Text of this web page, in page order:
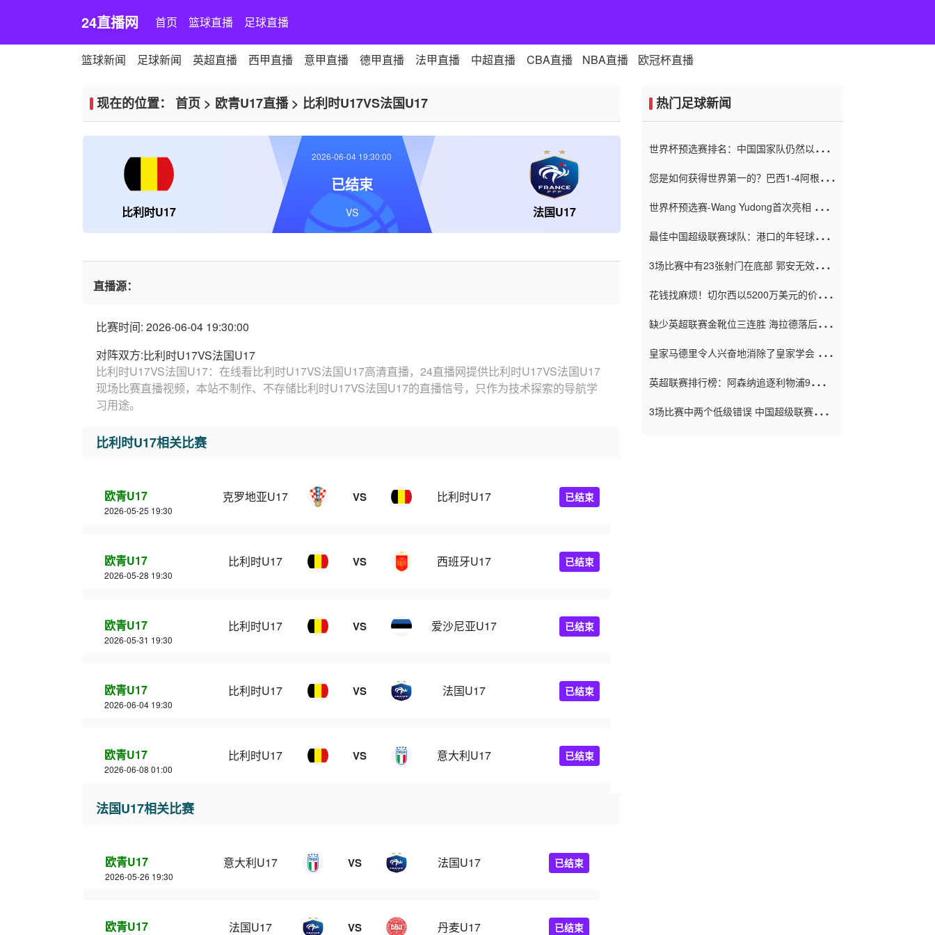
24直播网 首页 篮球直播 足球直播
篮球新闻 足球新闻 英超直播 西甲直播 意甲直播 德甲直播 法甲直播 中超直播 CBA直播 NBA直播 欧冠杯直播
现在的位置： 首页 > 欧青U17直播> 比利时U17VS法国U17
比利时U17 法国U17
2026-06-04 19:30:00
已结束
VS
直播源：
比赛时间: 2026-06-04 19:30:00
对阵双方:比利时U17VS法国U17
比利时U17VS法国U17：在线看比利时U17VS法国U17高清直播，24直播网提供比利时U17VS法国U17
现场比赛直播视频，本站不制作、不存储比利时U17VS法国U17的直播信号，只作为技术探索的导航学
习用途。
比利时U17相关比赛
欧青U17
2026-05-25 19:30
克罗地亚U17 VS 比利时U17 已结束
欧青U17
2026-05-28 19:30
比利时U17 VS 西班牙U17 已结束
欧青U17
2026-05-31 19:30
比利时U17 VS 爱沙尼亚U17 已结束
欧青U17
2026-06-04 19:30
比利时U17 VS 法国U17 已结束
欧青U17
2026-06-08 01:00
比利时U17 VS 意大利U17 已结束
法国U17相关比赛
欧青U17
2026-05-26 19:30
意大利U17 VS 法国U17 已结束
欧青U17 法国U17 VS 丹麦U17 已结束
热门足球新闻
世界杯预选赛排名：中国国家队仍然以6分
您是如何获得世界第一的？巴西1-4阿根
世界杯预选赛-Wang Yudong首次亮相 中国
最佳中国超级联赛球队：港口的年轻球员在
（Taishan）
3场比赛中有23张射门在底部 郭安无效传球
花钱找麻烦！切尔西以5200万美元的价格
窗口
缺少英超联赛金靴位三连胜 海拉德落后6球
皇家马德里令人兴奋地消除了皇家学会 安
英超联赛排行榜：阿森纳追逐利物浦9分 曼
3场比赛中两个低级错误 中国超级联赛的前